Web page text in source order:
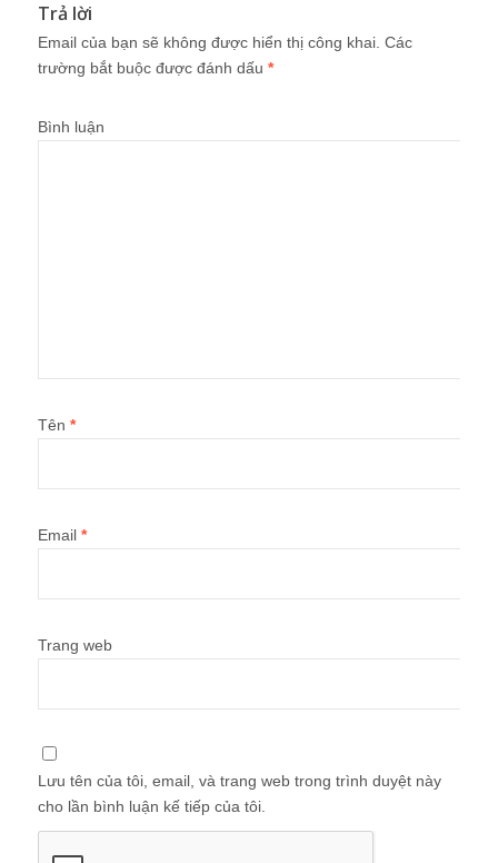
Trả lời
Email của bạn sẽ không được hiển thị công khai. Các
trường bắt buộc được đánh dấu *
Bình luận
Tên *
Email *
Trang web
Lưu tên của tôi, email, và trang web trong trình duyệt này
cho lần bình luận kế tiếp của tôi.